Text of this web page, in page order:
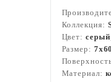
Коллекция:
Цвет:
Размер:
Материал: